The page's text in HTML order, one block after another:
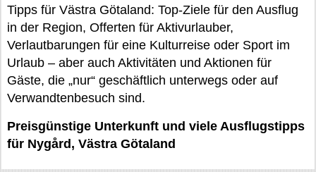
Tipps für Västra Götaland: Top-Ziele für den Ausflug
in der Region, Offerten für Aktivurlauber,
Verlautbarungen für eine Kulturreise oder Sport im
Urlaub – aber auch Aktivitäten und Aktionen für
Gäste, die „nur“ geschäftlich unterwegs oder auf
Verwandtenbesuch sind.
Preisgünstige Unterkunft und viele Ausflugstipps
für Nygård, Västra Götaland